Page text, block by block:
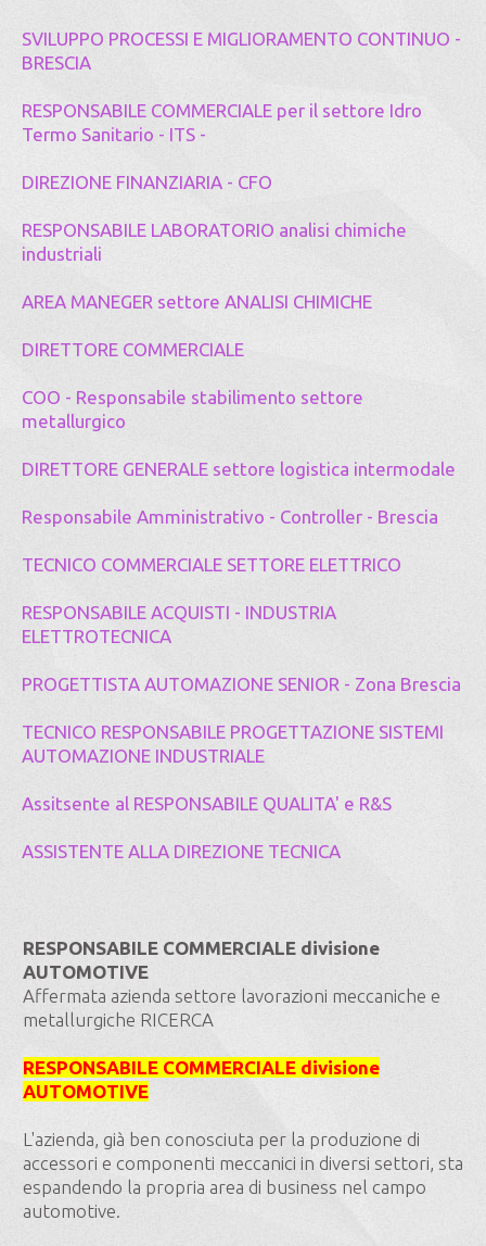
SVILUPPO PROCESSI E MIGLIORAMENTO CONTINUO -
BRESCIA
RESPONSABILE COMMERCIALE per il settore Idro
Termo Sanitario - ITS -
DIREZIONE FINANZIARIA - CFO
RESPONSABILE LABORATORIO analisi chimiche
industriali
AREA MANEGER settore ANALISI CHIMICHE
DIRETTORE COMMERCIALE
COO - Responsabile stabilimento settore
metallurgico
DIRETTORE GENERALE settore logistica intermodale
Responsabile Amministrativo - Controller - Brescia
TECNICO COMMERCIALE SETTORE ELETTRICO
RESPONSABILE ACQUISTI - INDUSTRIA
ELETTROTECNICA
PROGETTISTA AUTOMAZIONE SENIOR - Zona Brescia
TECNICO RESPONSABILE PROGETTAZIONE SISTEMI
AUTOMAZIONE INDUSTRIALE
Assitsente al RESPONSABILE QUALITA' e R&S
ASSISTENTE ALLA DIREZIONE TECNICA
RESPONSABILE COMMERCIALE divisione
AUTOMOTIVE
Affermata azienda settore lavorazioni meccaniche e
metallurgiche RICERCA
RESPONSABILE COMMERCIALE divisione
AUTOMOTIVE
L'azienda, già ben conosciuta per la produzione di
accessori e componenti meccanici in diversi settori, sta
espandendo la propria area di business nel campo
automotive.